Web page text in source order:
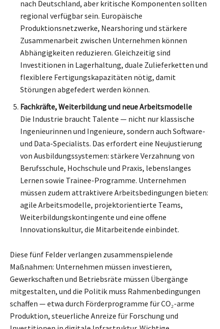
nach Deutschland, aber kritische Komponenten sollten
regional verfügbar sein. Europäische
Produktionsnetzwerke, Nearshoring und stärkere
Zusammenarbeit zwischen Unternehmen können
Abhängigkeiten reduzieren. Gleichzeitig sind
Investitionen in Lagerhaltung, duale Zulieferketten und
flexiblere Fertigungskapazitäten nötig, damit
Störungen abgefedert werden können.
Fachkräfte, Weiterbildung und neue Arbeitsmodelle
Die Industrie braucht Talente — nicht nur klassische
Ingenieurinnen und Ingenieure, sondern auch Software-
und Data-Specialists. Das erfordert eine Neujustierung
von Ausbildungssystemen: stärkere Verzahnung von
Berufsschule, Hochschule und Praxis, lebenslanges
Lernen sowie Trainee-Programme. Unternehmen
müssen zudem attraktivere Arbeitsbedingungen bieten:
agile Arbeitsmodelle, projektorientierte Teams,
Weiterbildungskontingente und eine offene
Innovationskultur, die Mitarbeitende einbindet.
Diese fünf Felder verlangen zusammenspielende
Maßnahmen: Unternehmen müssen investieren,
Gewerkschaften und Betriebsräte müssen Übergänge
mitgestalten, und die Politik muss Rahmenbedingungen
schaffen — etwa durch Förderprogramme für CO₂-arme
Produktion, steuerliche Anreize für Forschung und